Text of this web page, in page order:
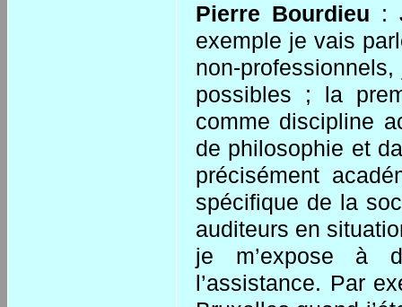
Pierre Bourdieu :
exemple je vais
non-
possibles ; la
comme discipline
de philosophie et
précisément
spécifique de la
auditeurs en
je m’expose à
l’assistance. Par